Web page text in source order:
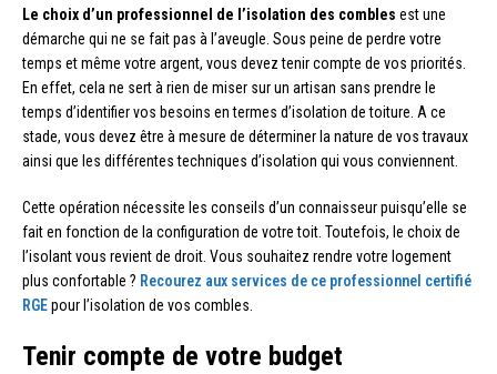
Le choix d’un professionnel de l’isolation des combles est une
démarche qui ne se fait pas à l’aveugle. Sous peine de perdre votre
temps et même votre argent, vous devez tenir compte de vos priorités.
En effet, cela ne sert à rien de miser sur un artisan sans prendre le
temps d’identifier vos besoins en termes d’isolation de toiture. A ce
stade, vous devez être à mesure de déterminer la nature de vos travaux
ainsi que les différentes techniques d’isolation qui vous conviennent.
Cette opération nécessite les conseils d’un connaisseur puisqu’elle se
fait en fonction de la configuration de votre toit. Toutefois, le choix de
l’isolant vous revient de droit. Vous souhaitez rendre votre logement
plus confortable ? Recourez aux services de ce professionnel certifié
RGEpour l’isolation de vos combles.
Tenir compte de votre budget